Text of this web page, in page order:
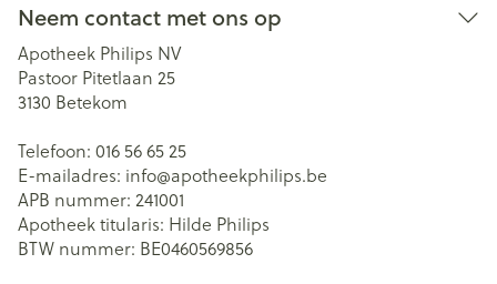
Neem contact met ons op
Apotheek Philips NV
Pastoor Pitetlaan 25
3130 Betekom
Telefoon: 016 56 65 25
E-mailadres: info@apotheekphilips.be
APB nummer: 241001
Apotheek titularis: Hilde Philips
BTW nummer: BE0460569856